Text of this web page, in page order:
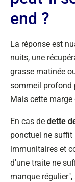
end ?
La réponse est
nuits, une
grasse matinée
sommeil profond
Mais cette
En cas de dette
ponctuel ne suffit
immunitaires et
d'une traite ne
manque